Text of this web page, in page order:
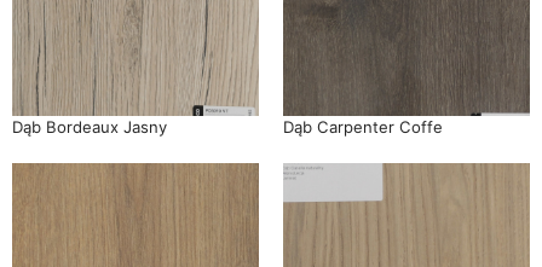
Dąb Bordeaux Jasny Dąb Carpenter Coffe